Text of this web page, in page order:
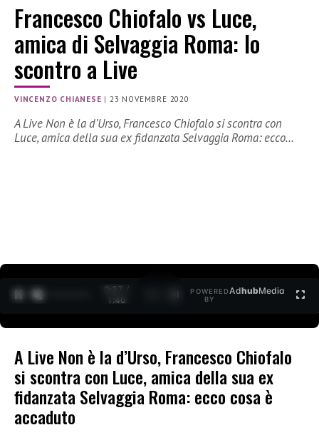
Francesco Chiofalo vs Luce,
amica di Selvaggia Roma: lo
scontro a Live
VINCENZO CHIANESE |23 NOVEMBRE 2020
A Live Non è la d’Urso, Francesco Chiofalo si scontra con
Luce, amica della sua ex fidanzata Selvaggia Roma: ecco…
0:27 /
1:40
POWERED
BY
AdhubMedia
A Live Non è la d’Urso, Francesco Chiofalo
si scontra con Luce, amica della sua ex
fidanzata Selvaggia Roma: ecco cosa è
accaduto